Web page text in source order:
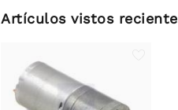
Artículos vistos